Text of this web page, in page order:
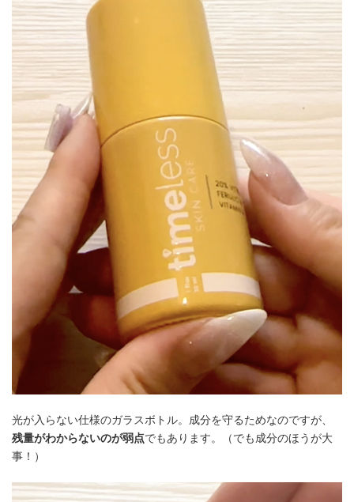
光が入らない仕様のガラスボトル。成分を守るためなのですが、
残量がわからないのが弱点でもあります。（でも成分のほうが大
事！）